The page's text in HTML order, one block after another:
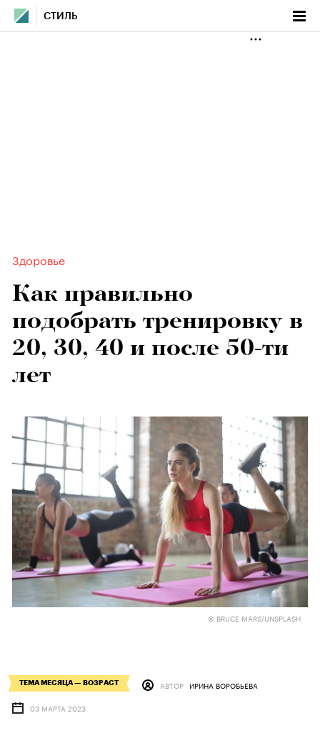
СТИЛЬ
Здоровье
Как правильно
подобрать тренировку в
20, 30, 40 и после 50-ти
лет
© BRUCE MARS/UNSPLASH
ТЕМА МЕСЯЦА — ВОЗРАСТ АВТОР ИРИНА ВОРОБЬЕВА
03 МАРТА 2023